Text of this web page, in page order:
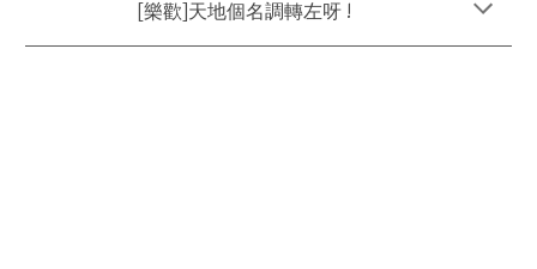
樂歡]天地個名調轉左呀 !